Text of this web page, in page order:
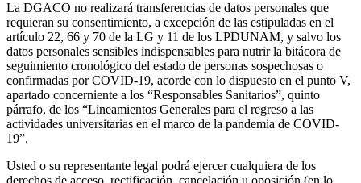
La DGACO no realizará transferencias de datos personales que
requieran su consentimiento, a excepción de las estipuladas en el
artículo 22, 66 y 70 de la LG y 11 de los LPDUNAM, y salvo los
datos personales sensibles indispensables para nutrir la bitácora de
seguimiento cronológico del estado de personas sospechosas o
confirmadas por COVID-19, acorde con lo dispuesto en el punto V,
apartado concerniente a los “Responsables Sanitarios”, quinto
párrafo, de los “Lineamientos Generales para el regreso a las
actividades universitarias en el marco de la pandemia de COVID-
19”.
Usted o su representante legal podrá ejercer cualquiera de los